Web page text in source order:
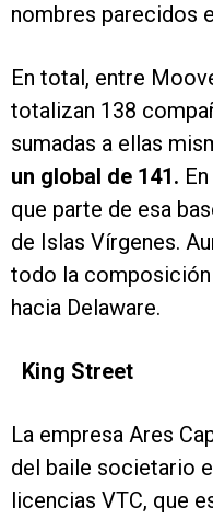
nombres parecidos
En total, entre
totalizan 138
sumadas a ellas
un global de 141.
que parte de esa
de Islas Vírgenes.
todo la composición
hacia Delaware.
King Street
La empresa Ares
del baile societario
licencias VTC, que